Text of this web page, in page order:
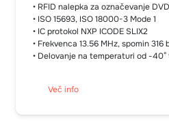
• RFID nalepka za označevanje
• ISO 15693, ISO 18000-3 Mode 1
• IC protokol NXP ICODE SLIX2
• Frekvenca 13.56 MHz, spomin 316
• Delovanje na temperaturi od -40°
Več info